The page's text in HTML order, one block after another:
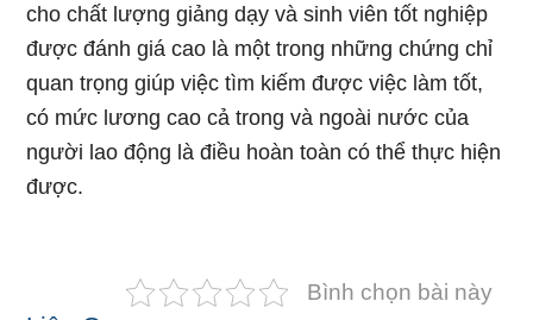
cho chất lượng giảng dạy và sinh viên tốt nghiệp
được đánh giá cao là một trong những chứng chỉ
quan trọng giúp việc tìm kiếm được việc làm tốt,
có mức lương cao cả trong và ngoài nước của
người lao động là điều hoàn toàn có thể thực hiện
được.
Bình chọn bài này